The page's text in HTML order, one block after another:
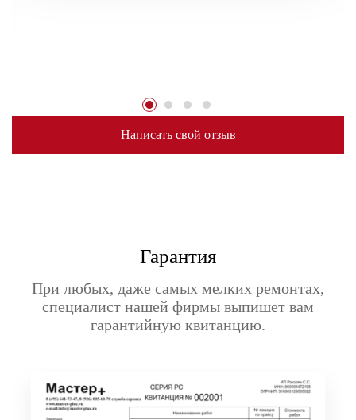
Написать свой отзыв
Гарантия
При любых, даже самых мелких ремонтах,
специалист нашей фирмы выпишет вам
гарантийную квитанцию.